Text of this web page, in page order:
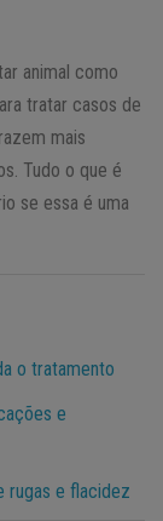
animal como
tratar casos de
mais
Tudo o que é
se essa é uma
o tratamento
e
rugas e flacidez